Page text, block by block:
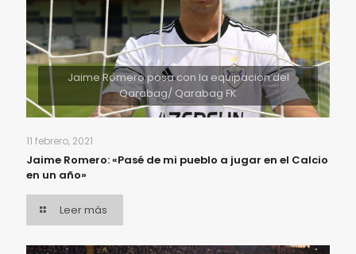
Jaime Romero posa con la equipacion del
Qarabag/ Qarabag FK
11 febrero, 2021
Jaime Romero: «Pasé de mi pueblo a jugar en el Calcio
en un año»
Leer más